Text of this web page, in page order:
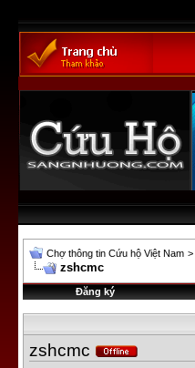
Chợ thông tin Cứu hộ Việt Nam >
zshcmc
Đăng ký
zshcmc